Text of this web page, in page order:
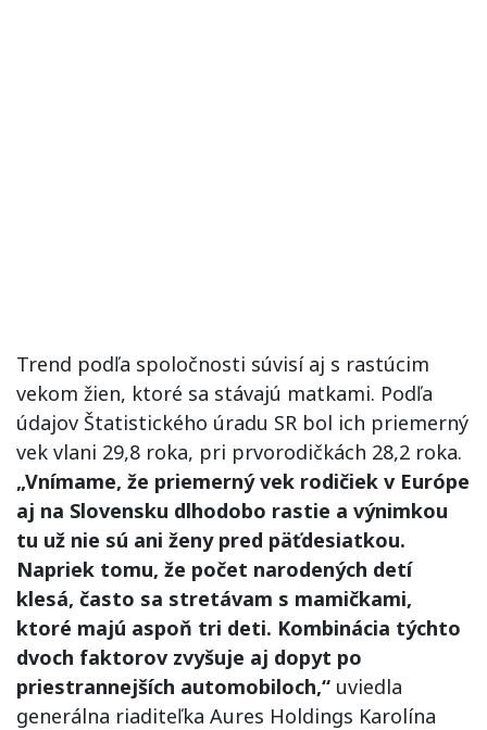
Trend podľa spoločnosti súvisí aj s rastúcim
vekom žien, ktoré sa stávajú matkami. Podľa
údajov Štatistického úradu SR bol ich priemerný
vek vlani 29,8 roka, pri prvorodičkách 28,2 roka.
„Vnímame, že priemerný vek rodičiek v Európe
aj na Slovensku dlhodobo rastie a výnimkou
tu už nie sú ani ženy pred päťdesiatkou.
Napriek tomu, že počet narodených detí
klesá, často sa stretávam s mamičkami,
ktoré majú aspoň tri deti. Kombinácia týchto
dvoch faktorov zvyšuje aj dopyt po
priestrannejších automobiloch,“ uviedla
generálna riaditeľka Aures Holdings Karolína